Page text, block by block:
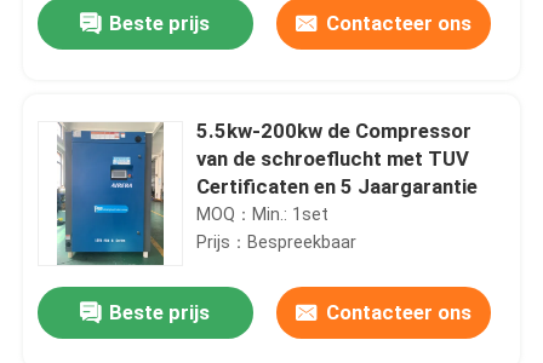
Beste prijs Contacteer ons
5.5kw-200kw de Compressor
van de schroeflucht met TUV
Certificaten en 5 Jaargarantie
MOQ：Min.: 1set
Prijs：Bespreekbaar
Beste prijs Contacteer ons